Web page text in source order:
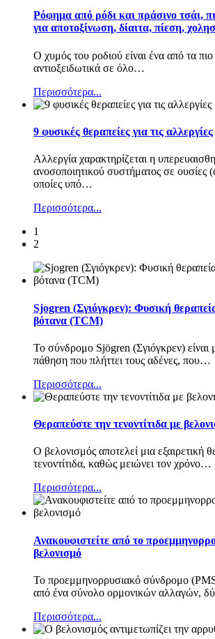
Ρόφημα από ρόδι και πράσινο τσάι,
για αποτοξίνωση, δίαιτα, πίεση,
Ο χυμός του ροδιού είναι ένα από τα
αντιοξειδωτικά σε όλο…
Περισσότερα...
9 φυσικές θεραπείες για τις αλλεργίες
Αλλεργία χαρακτηρίζεται η
ανοσοποιητικού συστήματος σε ουσίες
οποίες υπό…
Περισσότερα...
1
2
Sjogren (Σγιόγκρεν): Φυσική
βότανα (TCM)
Το σύνδρομο Sjögren (Σγιόγκρεν) είναι
πάθηση που πλήττει τους αδένες, που…
Περισσότερα...
Θεραπεύστε την τενοντίτιδα με
Ο βελονισμός αποτελεί μια εξαιρετική
τενοντίτιδα, καθώς μειώνει τον χρόνο…
Περισσότερα...
Ανακουφιστείτε από το
βελονισμό
Το προεμμηνορρυσιακό σύνδρομο
από ένα σύνολο ορμονικών αλλαγών,
Περισσότερα...